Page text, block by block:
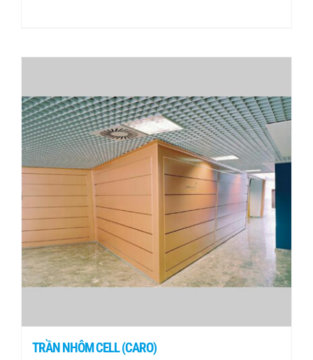
TRẦN NHÔM CELL (CARO)